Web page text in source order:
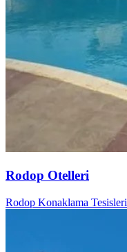
Rodop Otelleri
Rodop Konaklama Tesisleri